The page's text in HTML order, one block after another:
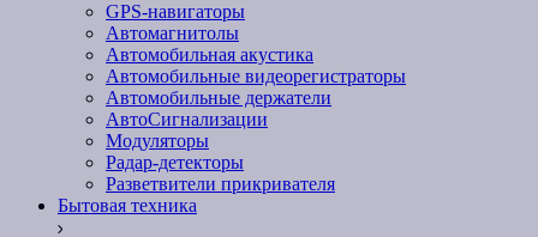
GPS-навигаторы
Автомагнитолы
Автомобильная акустика
Автомобильные видеорегистраторы
Автомобильные держатели
АвтоСигнализации
Модуляторы
Радар-детекторы
Разветвители прикривателя
Бытовая техника